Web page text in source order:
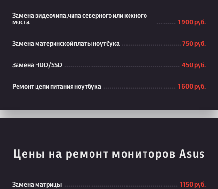
Замена видеочипа,чипа северного или южного
моста
1 900 руб.
Замена материнской платы ноутбука 750 руб.
Замена HDD/SSD 450 руб.
Ремонт цепи питания ноутбука 1 600 руб.
Цены на ремонт мониторов Asus
Замена матрицы 1 150 руб.